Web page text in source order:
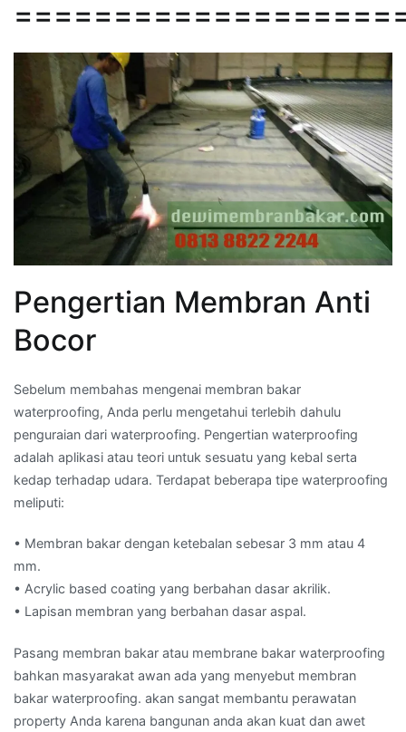
Pengertian Membran Anti
Bocor
Sebelum membahas mengenai membran bakar
waterproofing, Anda perlu mengetahui terlebih dahulu
penguraian dari waterproofing. Pengertian waterproofing
adalah aplikasi atau teori untuk sesuatu yang kebal serta
kedap terhadap udara. Terdapat beberapa tipe waterproofing
meliputi:
• Membran bakar dengan ketebalan sebesar 3 mm atau 4
mm.
• Acrylic based coating yang berbahan dasar akrilik.
• Lapisan membran yang berbahan dasar aspal.
Pasang membran bakar atau membrane bakar waterproofing
bahkan masyarakat awan ada yang menyebut membran
bakar waterproofing. akan sangat membantu perawatan
property Anda karena bangunan anda akan kuat dan awet